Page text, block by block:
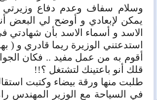
وسلام سفاف وعدم دفاع
يمكن لإبعادي و أوضح لي البعض
الاسد و أسماء الاسد بأن شهادتي
استدعتني الوزيرة ريما قادري و
أقوم به من عمل مفيد .. فكان
قلك أنو باعتينك لتشتغل ؟!!
طلبت منها ورقة بيضاء وكتبت
في السياحة مع الوزير المهندس